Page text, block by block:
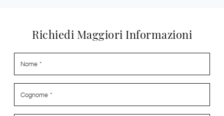
Richiedi Maggiori Informazioni